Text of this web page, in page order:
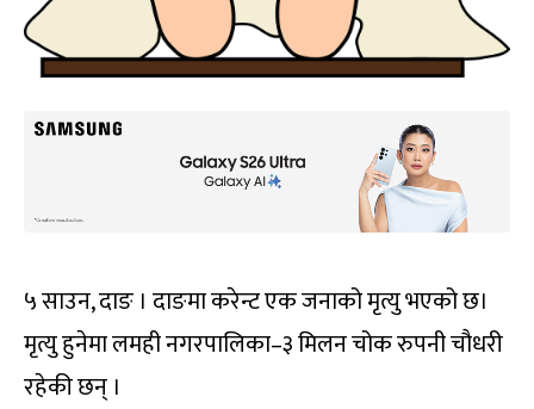
५ साउन, दाङ । दाङमा करेन्ट एक जनाको मृत्यु भएको छ।
मृत्यु हुनेमा लमही नगरपालिका–३ मिलन चोक रुपनी चौधरी
रहेकी छन् ।